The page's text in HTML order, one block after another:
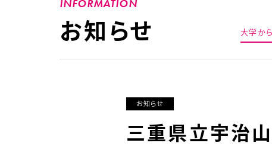
INFORMATION
お知らせ 大学か
お知らせ
三重県立宇治